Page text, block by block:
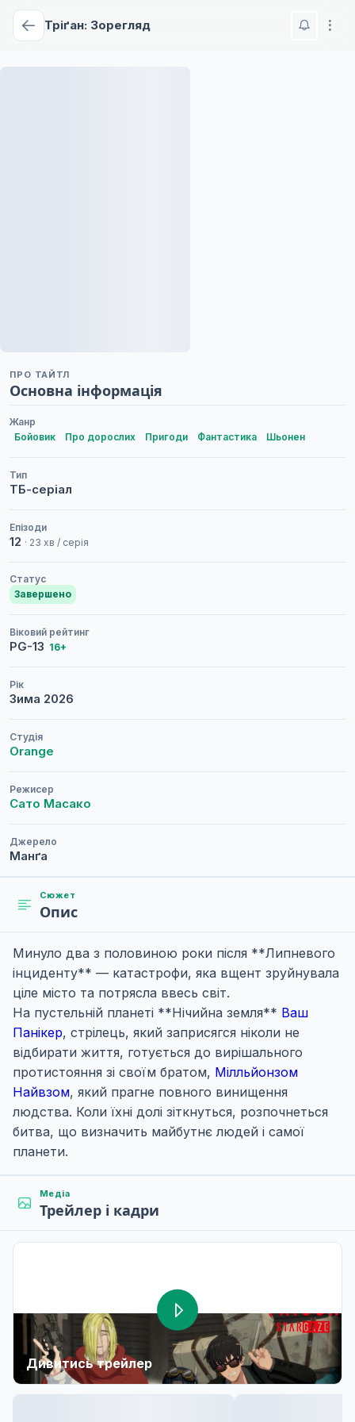
Тріґан: Зорегляд
ПРО ТАЙТЛ
Основна інформація
Жанр
Бойовик
Про дорослих Пригоди Фантастика Шьонен
Тип
ТБ-серіал
Епізоди
12 · 23 хв / серія
Статус
Завершено
Віковий рейтинг
PG-13 16+
Рік
Зима 2026
Студія
Orange
Режисер
Сато Масако
Джерело
Манґа
Сюжет
Опис
Минуло два з половиною роки після **Липневого
інциденту** — катастрофи, яка вщент зруйнувала
ціле місто та потрясла ввесь світ.
На пустельній планеті **Нічийна земля** Ваш
Панікер, стрілець, який заприсягся ніколи не
відбирати життя, готується до вирішального
протистояння зі своїм братом, Мілльйонзом
Найвзом, який прагне повного винищення
людства. Коли їхні долі зіткнуться, розпочнеться
битва, що визначить майбутнє людей і самої
планети.
Медіа
Трейлер і кадри
Дивитись трейлер